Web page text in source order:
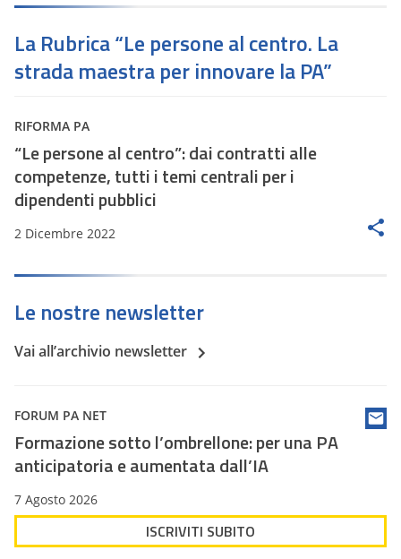
La Rubrica “Le persone al centro. La
strada maestra per innovare la PA”
RIFORMA PA
“Le persone al centro”: dai contratti alle
competenze, tutti i temi centrali per i
dipendenti pubblici
2 Dicembre 2022
Le nostre newsletter
Vai all’archivio newsletter
FORUM PA NET
Formazione sotto l’ombrellone: per una PA
anticipatoria e aumentata dall’IA
7 Agosto 2026
ISCRIVITI SUBITO